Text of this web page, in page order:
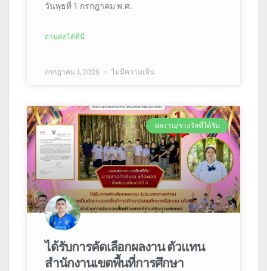
วันพุธที่ 1 กรกฎาคม พ.ศ.
อ่านต่อได้ที่นี่
กรกฎาคม 1, 2026 ไม่มีความเห็น
ผลงาน/รางวัลที่ได้รับ
ได้รับการคัดเลือกผลงาน ตัวแทน
สำนักงานเขตพื้นที่การศึกษา